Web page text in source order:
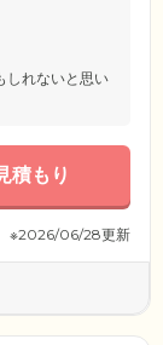
しれないと思い
積もり
※2026/06/28更新